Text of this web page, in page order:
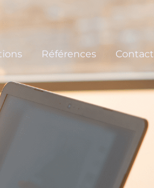
Références Contact